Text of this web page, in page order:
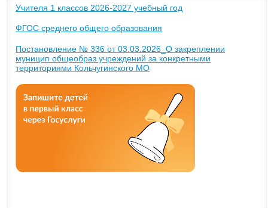
Учителя 1 классов 2026-2027 учебный год
ФГОС среднего общего образования
Постановление № 336 от 03.03.2026_О закреплении
муницип общеобраз учреждений за конкретными
территориями Кольчугинского МО